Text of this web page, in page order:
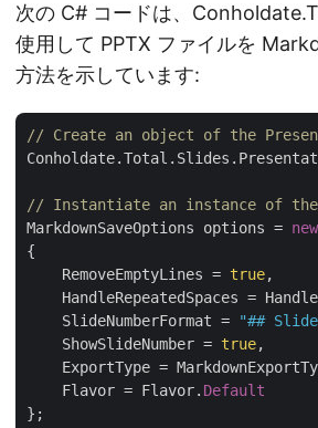
次の C# コードは、
使用して PPTX ファイルを
方法を示しています:
// Create an object of the
// Instantiate an instance of the
MarkdownSaveOptions options = new
{
    RemoveEmptyLines =
true,
HandleRepeatedSpaces =
    SlideNumberFormat =
"##
    ShowSlideNumber =
true,
ExportType =
    Flavor = Flavor.
Default
};